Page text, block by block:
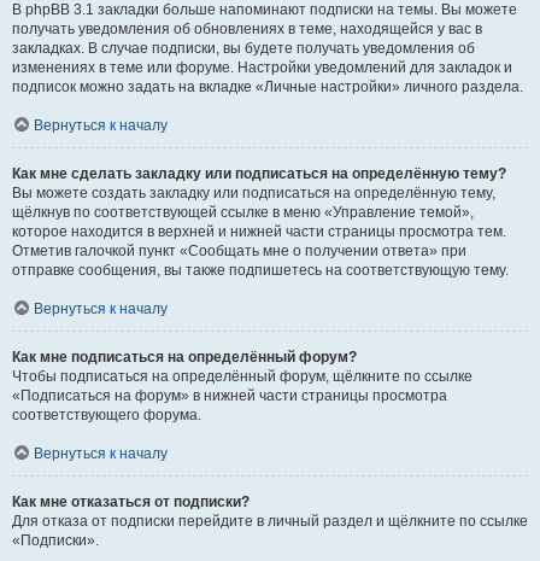
В phpBB 3.1 закладки больше напоминают подписки на темы. Вы можете
получать уведомления об обновлениях в теме, находящейся у вас в
закладках. В случае подписки, вы будете получать уведомления об
изменениях в теме или форуме. Настройки уведомлений для закладок и
подписок можно задать на вкладке «Личные настройки» личного раздела.
Вернуться к началу
Как мне сделать закладку или подписаться на определённую тему?
Вы можете создать закладку или подписаться на определённую тему,
щёлкнув по соответствующей ссылке в меню «Управление темой»,
которое находится в верхней и нижней части страницы просмотра тем.
Отметив галочкой пункт «Сообщать мне о получении ответа» при
отправке сообщения, вы также подпишетесь на соответствующую тему.
Вернуться к началу
Как мне подписаться на определённый форум?
Чтобы подписаться на определённый форум, щёлкните по ссылке
«Подписаться на форум» в нижней части страницы просмотра
соответствующего форума.
Вернуться к началу
Как мне отказаться от подписки?
Для отказа от подписки перейдите в личный раздел и щёлкните по ссылке
«Подписки».